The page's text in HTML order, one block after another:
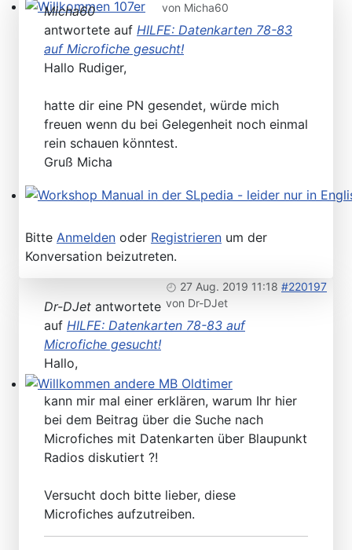
Willkommen 107er
Willkommen andere MB Oldtimer
von Micha60
Micha60
antwortete auf HILFE: Datenkarten 78-83
auf Microfiche gesucht!
Hallo Rudiger,
hatte dir eine PN gesendet, würde mich
freuen wenn du bei Gelegenheit noch einmal
rein schauen könntest.
Gruß Micha
Bitte Anmelden oder Registrieren um der
Konversation beizutreten.
27 Aug. 2019 11:18 #220197
von Dr-DJet
Dr-DJet antwortete
auf HILFE: Datenkarten 78-83 auf
Microfiche gesucht!
Hallo,
kann mir mal einer erklären, warum Ihr hier
bei dem Beitrag über die Suche nach
Microfiches mit Datenkarten über Blaupunkt
Radios diskutiert ?!
Versucht doch bitte lieber, diese
Microfiches aufzutreiben.